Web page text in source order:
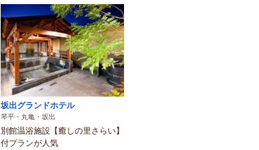
坂出グランドホテル
琴平・丸亀・坂出
別館温浴施設【癒しの里さらい】
付プランが人気